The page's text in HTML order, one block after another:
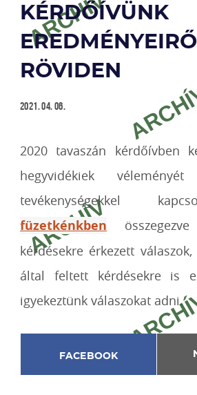
KÉRDŐÍVÜNK
RÖVIDEN
2021. 04. 06.
2020 tavaszán kérdőívben
hegyvidékiek
tevékenységekkel
füzetkénkben
kérdésekre érkezett
által feltett kérdésekre is
igyekeztünk válaszokat adni.
FACEBOOK